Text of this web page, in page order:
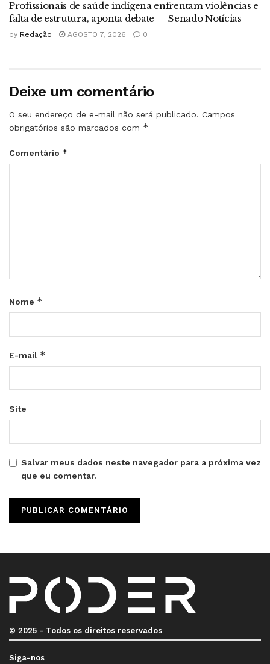
Profissionais de saúde indígena enfrentam violências e
falta de estrutura, aponta debate — Senado Notícias
by Redação AGOSTO 7, 2026 0
Deixe um comentário
O seu endereço de e-mail não será publicado. Campos
obrigatórios são marcados com *
Comentário *
Nome *
E-mail *
Site
Salvar meus dados neste navegador para a próxima vez
que eu comentar.
© 2025 - Todos os direitos reservados
Siga-nos